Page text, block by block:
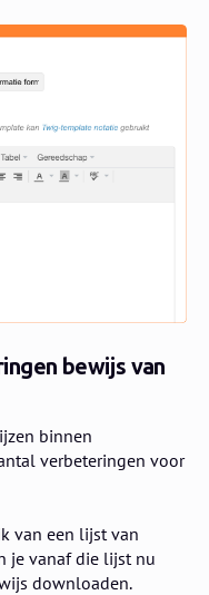
bewijs van
binnen
verbeteringen voor
van een lijst van
je vanaf die lijst nu
downloaden.